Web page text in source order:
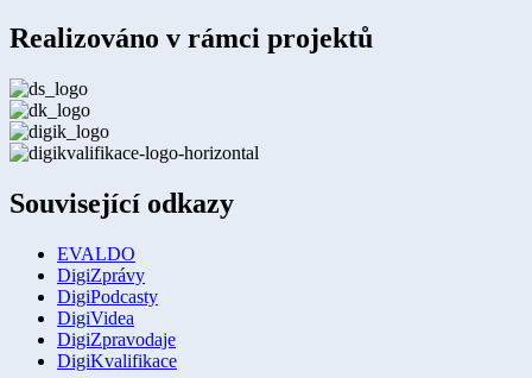
Realizováno v rámci projektů
Související odkazy
EVALDO
DigiZprávy
DigiPodcasty
DigiVidea
DigiZpravodaje
DigiKvalifikace